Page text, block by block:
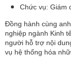
Chức vụ: Giám
Đồng hành cùng
nghiệp ngành Kinh
người hỗ trợ nội
vụ hệ thống hóa